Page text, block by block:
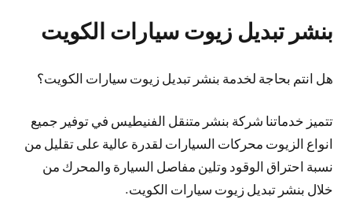
بنشر تبديل زيوت سيارات الكويت
هل انتم بحاجة لخدمة بنشر تبديل زيوت سيارات الكويت؟
تتميز خدماتنا شركة بنشر متنقل الفنيطيس في توفير جميع
انواع الزيوت محركات السيارات لقدرة عالية على تقليل من
نسبة احتراق الوقود وتلين مفاصل السيارة والمحرك من
خلال بنشر تبديل زيوت سيارات الكويت.